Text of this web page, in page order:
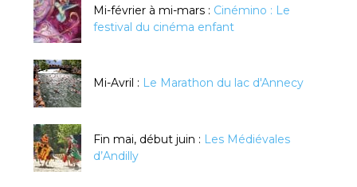
Mi-février à mi-mars : Cinémino : Le
festival du cinéma enfant
Mi-Avril : Le Marathon du lac d'Annecy
Fin mai, début juin : Les Médiévales
d’Andilly